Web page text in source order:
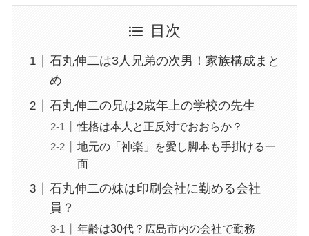
目次
石丸伸二は3人兄弟の次男！家族構成まと
め
石丸伸二の兄は2歳年上の学校の先生
性格は本人と正反対でおおらか？
地元の「神楽」を愛し脚本も手掛ける一
面
石丸伸二の妹は印刷会社に勤める会社
員？
年齢は30代？広島市内の会社で勤務